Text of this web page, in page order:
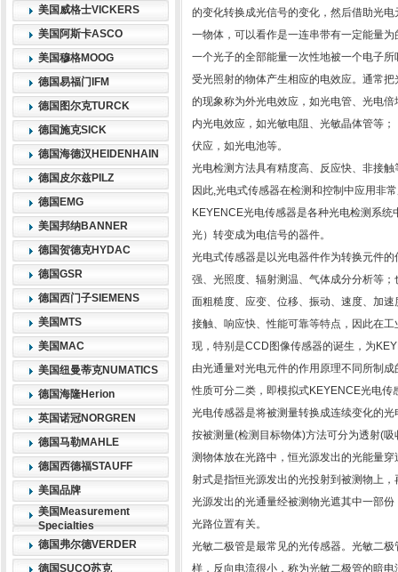
美国威格士VICKERS
美国阿斯卡ASCO
美国穆格MOOG
德国易福门IFM
德国图尔克TURCK
德国施克SICK
德国海德汉HEIDENHAIN
德国皮尔兹PILZ
德国EMG
美国邦纳BANNER
德国贺德克HYDAC
德国GSR
德国西门子SIEMENS
美国MTS
美国MAC
美国纽曼蒂克NUMATICS
德国海隆Herion
英国诺冠NORGREN
德国马勒MAHLE
德国西德福STAUFF
美国品牌
美国Measurement
Specialties
德国弗尔德VERDER
德国SUCO苏克
的变化转换成光信号的变化，然后借助光
一物体，可以看作是一连串带有一定能量
一个光子的全部能量一次性地被一个电子
受光照射的物体产生相应的电效应。通常
的现象称为外光电效应，如光电管、光电
内光电效应，如光敏电阻、光敏晶体管等
伏应，如光电池等。
光电检测方法具有精度高、反应快、非接
因此,光电式传感器在检测和控制中应用非
KEYENCE光电传感器是各种光电检测系
光）转变成为电信号的器件。
光电式传感器是以光电器件作为转换元件
强、光照度、辐射测温、气体成分分析等
面粗糙度、应变、位移、振动、速度、加
接触、响应快、性能可靠等特点，因此在
现，特别是CCD图像传感器的诞生，为
由光通量对光电元件的作用原理不同所制
性质可分二类，即模拟式KEYENCE光电
光电传感器是将被测量转换成连续变化的
按被测量(检测目标物体)方法可分为透射(
测物体放在光路中，恒光源发出的光能量
射式是指恒光源发出的光投射到被测物上
光源发出的光通量经被测物光遮其中一部
光路位置有关。
光敏二极管是最常见的光传感器。光敏二
样，反向电流很小，称为光敏二极管的暗